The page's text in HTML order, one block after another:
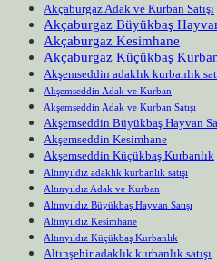
Akçaburgaz Adak ve Kurban Satışı
Akçaburgaz Büyükbaş Hayvan
Akçaburgaz Kesimhane
Akçaburgaz Küçükbaş
Akşemseddin adaklık kurbanlık
Akşemseddin Adak ve Kurban
Akşemseddin Adak ve Kurban Satışı
Akşemseddin Büyükbaş Hayvan
Akşemseddin Kesimhane
Akşemseddin Küçükbaş Kurbanlık
Altınyıldız adaklık kurbanlık satışı
Altınyıldız Adak ve Kurban
Altınyıldız Büyükbaş Hayvan Satışı
Altınyıldız Kesimhane
Altınyıldız Küçükbaş Kurbanlık
Altınşehir adaklık kurbanlık satışı